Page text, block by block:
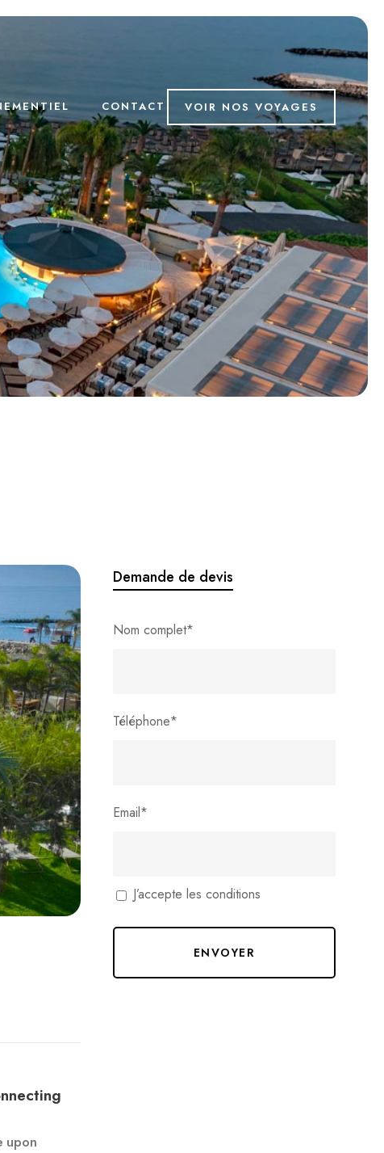
CONTACT VOIR NOS VOYAGES
upon
Demande de devis
Nom complet*
Téléphone*
Email*
J’accepte les conditions